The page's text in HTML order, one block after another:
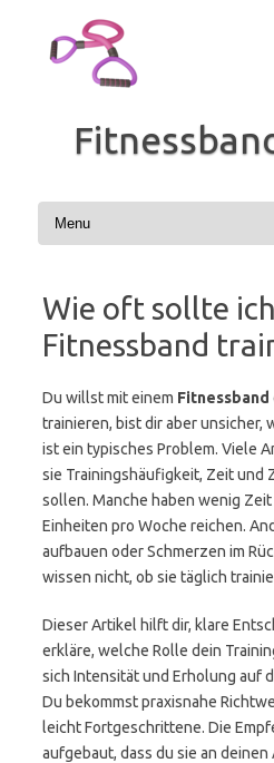
springen
Wie oft sollte
Fitnessband
Du willst mit einem Fitnessband
trainieren, bist dir aber unsicher,
ist ein typisches Problem. Viele
sie Trainingshäufigkeit, Zeit und
sollen. Manche haben wenig
Einheiten pro Woche reichen.
aufbauen oder Schmerzen im
wissen nicht, ob sie täglich
Dieser Artikel hilft dir, klare
erkläre, welche Rolle dein
sich Intensität und Erholung auf
Du bekommst praxisnahe
leicht Fortgeschrittene. Die
aufgebaut, dass du sie an